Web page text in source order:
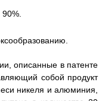
90%.
описанные в патенте
собой продукт
никеля и алюминия,